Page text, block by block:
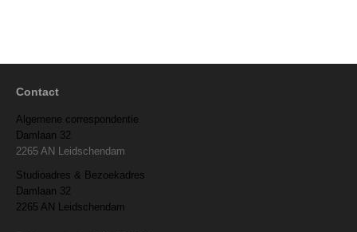
Contact
Algemene correspondentie
Damlaan 32
2265 AN Leidschendam
Studioadres & Bezoekadres
Damlaan 32
2265 AN Leidschendam